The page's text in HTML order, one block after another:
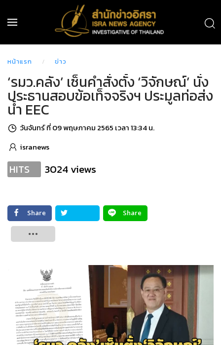
หน้าแรก ข่าว
‘รมว.คลัง’ เซ็นคำสั่งตั้ง ‘วิจักษณ์’ นั่ง
ประธานสอบข้อเท็จจริงฯ ประมูลท่อส่ง
น้ำ EEC
วันจันทร์ ที่ 09 พฤษภาคม 2565 เวลา 13:34 น.
isranews
HITS 3024 views
Share
Share